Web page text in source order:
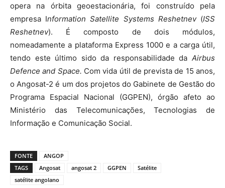
opera na órbita geoestacionária, foi construído pela
empresa Information Satellite Systems Reshetnev(ISS
Reshetnev). É composto de dois módulos,
nomeadamente a plataforma Express 1000 e a carga útil,
tendo este último sido da responsabilidade da Airbus
Defence and Space. Com vida útil de prevista de 15 anos,
o Angosat-2 é um dos projetos do Gabinete de Gestão do
Programa Espacial Nacional (GGPEN), órgão afeto ao
Ministério das Telecomunicações, Tecnologias de
Informação e Comunicação Social.
FONTE
ANGOP
TAGS
Angosat angosat 2 GGPEN
Satélite
satélite angolano